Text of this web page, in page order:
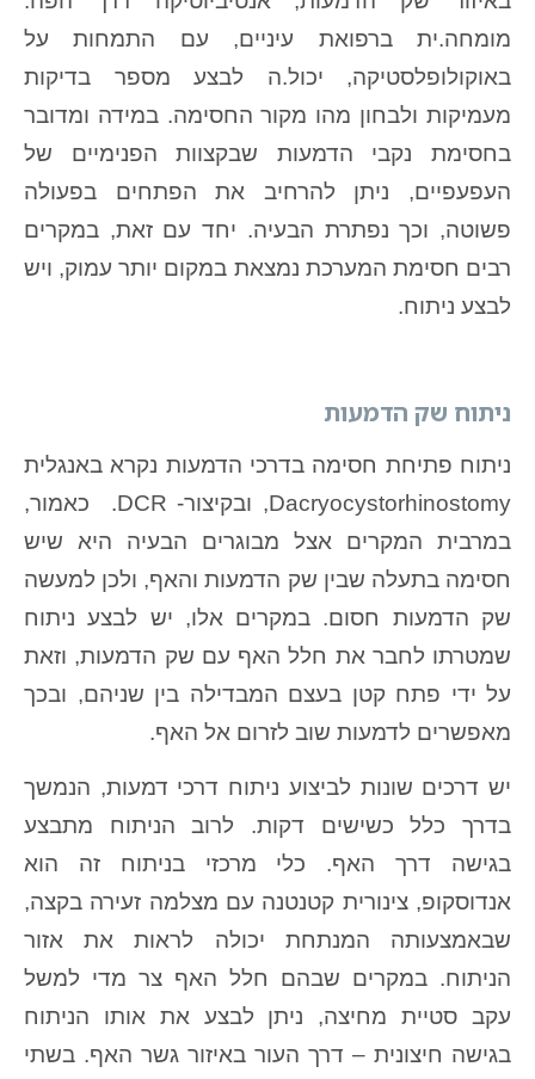
מומחה.ית ברפואת עיניים, עם התמחות על
באוקולופלסטיקה, יכול.ה לבצע מספר בדיקות
מעמיקות ולבחון מהו מקור החסימה. במידה ומדובר
בחסימת נקבי הדמעות שבקצוות הפנימיים של
העפעפיים, ניתן להרחיב את הפתחים בפעולה
פשוטה, וכך נפתרת הבעיה. יחד עם זאת, במקרים
רבים חסימת המערכת נמצאת במקום יותר עמוק, ויש
לבצע ניתוח.
ניתוח שק הדמעות
ניתוח פתיחת חסימה בדרכי הדמעות נקרא באנגלית
Dacryocystorhinostomy, ובקיצור- DCR. כאמור,
במרבית המקרים אצל מבוגרים הבעיה היא שיש
חסימה בתעלה שבין שק הדמעות והאף, ולכן למעשה
שק הדמעות חסום. במקרים אלו, יש לבצע ניתוח
שמטרתו לחבר את חלל האף עם שק הדמעות, וזאת
על ידי פתח קטן בעצם המבדילה בין שניהם, ובכך
מאפשרים לדמעות שוב לזרום אל האף.
יש דרכים שונות לביצוע ניתוח דרכי דמעות, הנמשך
בדרך כלל כשישים דקות. לרוב הניתוח מתבצע
בגישה דרך האף. כלי מרכזי בניתוח זה הוא
אנדוסקופ, צינורית קטנטנה עם מצלמה זעירה בקצה,
שבאמצעותה המנתחת יכולה לראות את אזור
הניתוח. במקרים שבהם חלל האף צר מדי למשל
עקב סטיית מחיצה, ניתן לבצע את אותו הניתוח
בגישה חיצונית – דרך העור באיזור גשר האף. בשתי